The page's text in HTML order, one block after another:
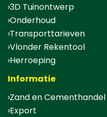
3D Tuinontwerp
Onderhoud
Transporttarieven
Vlonder Rekentool
Herroeping
Informatie
Zand en Cementhandel
Export